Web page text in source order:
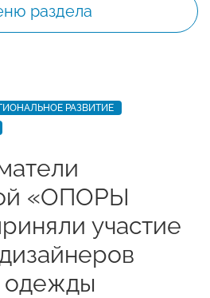
раздела
РАЗВИТИЕ
«ОПОРЫ
участие
одежды